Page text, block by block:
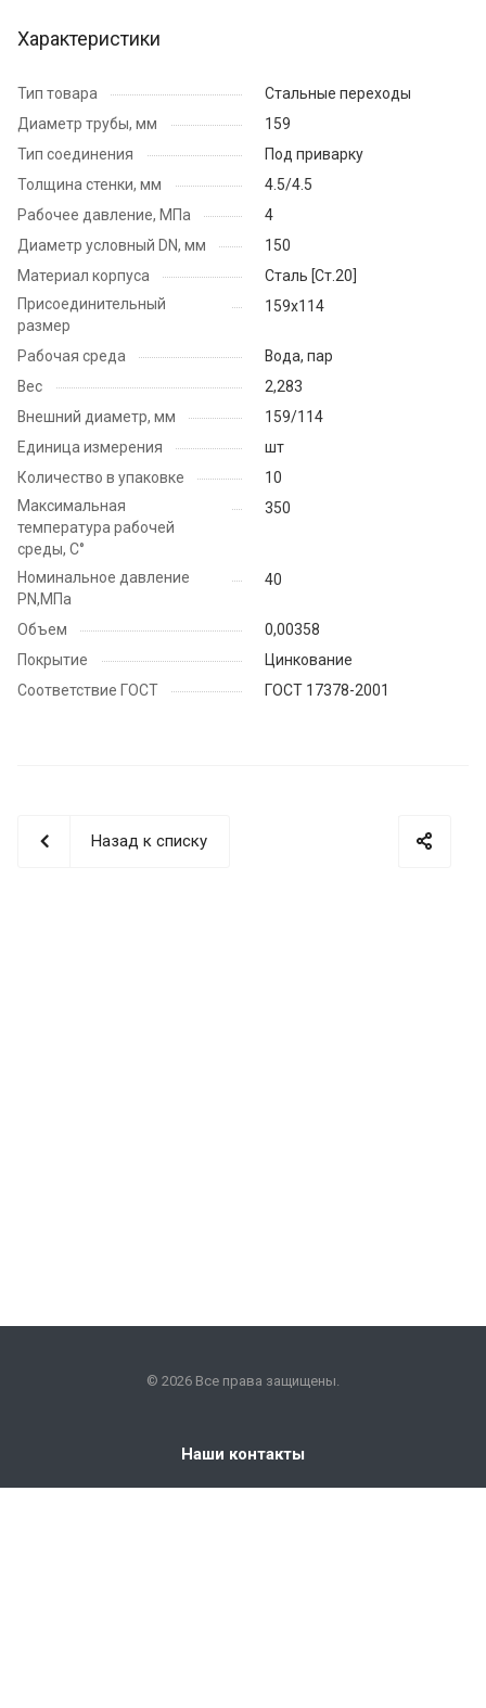
Характеристики
Тип товара
Стальные переходы
Диаметр трубы, мм
159
Тип соединения
Под приварку
Толщина стенки, мм
4.5/4.5
Рабочее давление, МПа
4
Диаметр условный DN, мм
150
Материал корпуса
Cталь [Ст.20]
Присоединительный
размер
159х114
Рабочая среда
Вода, пар
Вес
2,283
Внешний диаметр, мм
159/114
Единица измерения
шт
Количество в упаковке
10
Максимальная
температура рабочей
среды, С°
350
Номинальное давление
PN,МПа
40
Объем
0,00358
Покрытие
Цинкование
Соответствие ГОСТ
ГОСТ 17378-2001
Назад к списку
© 2026 Все права защищены.
Наши контакты